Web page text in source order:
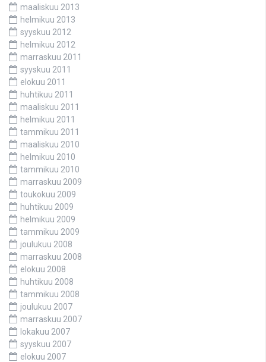
maaliskuu 2013
helmikuu 2013
syyskuu 2012
helmikuu 2012
marraskuu 2011
syyskuu 2011
elokuu 2011
huhtikuu 2011
maaliskuu 2011
helmikuu 2011
tammikuu 2011
maaliskuu 2010
helmikuu 2010
tammikuu 2010
marraskuu 2009
toukokuu 2009
huhtikuu 2009
helmikuu 2009
tammikuu 2009
joulukuu 2008
marraskuu 2008
elokuu 2008
huhtikuu 2008
tammikuu 2008
joulukuu 2007
marraskuu 2007
lokakuu 2007
syyskuu 2007
elokuu 2007